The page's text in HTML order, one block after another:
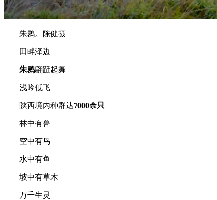
朱鹮。陈健摄
田畔泽边
朱鹮翩跹起舞
浅吟低飞
陕西境内种群达7000余只
林中有兽
空中有鸟
水中有鱼
坡中有草木
万千生灵